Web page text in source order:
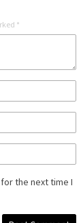
*
the next time I